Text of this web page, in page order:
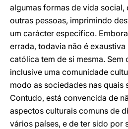
algumas formas de vida
outras pessoas, imprimindo
um carácter específico.
errada, todavia não é
católica tem de si mesma. Sem
inclusive uma comunidade
modo as sociedades nas quais
Contudo, está convencida de
aspectos culturais comuns de
vários países, e de ter sido por